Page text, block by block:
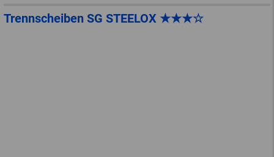
Trennscheiben SG STEELOX ★★★☆